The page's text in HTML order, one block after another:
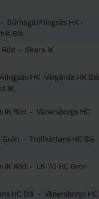
Sörhaga/Alingsås HK -
Blå
Röd - Skara IK
HK -Vårgårda HK Blå
IK
IK Röd - Vänersborgs HC
Grön - Trollhättans HC Blå
IK Röd - LN 70 HC Grön
HC Blå - Vänersborgs HC